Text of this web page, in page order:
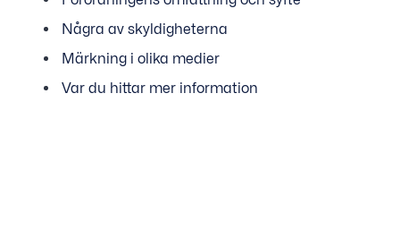
Några av skyldigheterna
Märkning i olika medier
Var du hittar mer information